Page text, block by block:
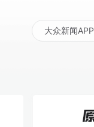
大众新闻APP